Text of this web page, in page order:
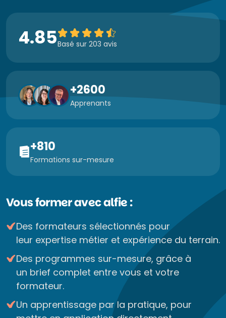
4.85Basé sur 203 avis
+2600
Apprenants
+810
Formations sur-mesure
Vous former avec alfie :
Des formateurs sélectionnés pour
leur expertise métier et expérience du terrain.
Des programmes sur-mesure, grâce à
un brief complet entre vous et votre
formateur.
Un apprentissage par la pratique, pour